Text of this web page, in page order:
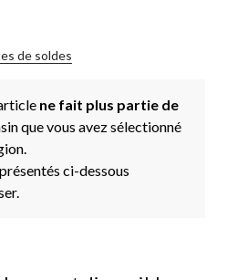
de soldes
ne fait plus partie de
que vous avez sélectionné
ci-dessous